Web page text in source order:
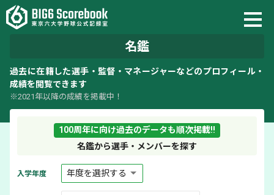
名鑑
過去に在籍した選手・監督・マネージャーなどのプロフィール・
成績を閲覧できます
※2021年以降の成績を掲載中！
100周年に向け過去のデータも順次掲載!!
名鑑から選手・メンバーを探す
入学年度